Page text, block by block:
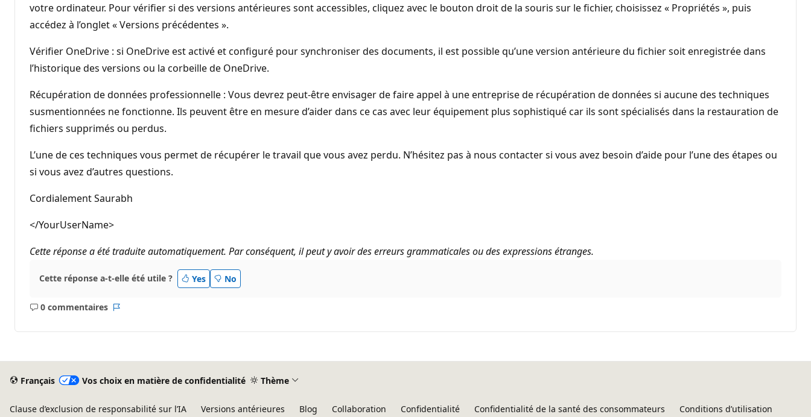
votre ordinateur. Pour vérifier si des versions antérieures sont accessibles, cliquez avec le bouton droit de la souris sur le fichier, choisissez « Propriétés », puis
accédez à l’onglet « Versions précédentes ».
Vérifier OneDrive : si OneDrive est activé et configuré pour synchroniser des documents, il est possible qu’une version antérieure du fichier soit enregistrée dans
l’historique des versions ou la corbeille de OneDrive.
Récupération de données professionnelle : Vous devrez peut-être envisager de faire appel à une entreprise de récupération de données si aucune des techniques
susmentionnées ne fonctionne. Ils peuvent être en mesure d’aider dans ce cas avec leur équipement plus sophistiqué car ils sont spécialisés dans la restauration de
fichiers supprimés ou perdus.
L’une de ces techniques vous permet de récupérer le travail que vous avez perdu. N’hésitez pas à nous contacter si vous avez besoin d’aide pour l’une des étapes ou
si vous avez d’autres questions.
Cordialement Saurabh
</YourUserName>
Cette réponse a été traduite automatiquement. Par conséquent, il peut y avoir des erreurs grammaticales ou des expressions étranges.
Cette réponse a-t-elle été utile ? Yes No
0 commentaires
Aucun
Français Vos choix en matière de confidentialité Thème
Clause d’exclusion de responsabilité sur l’IA Versions antérieures Blog Collaboration Confidentialité Confidentialité de la santé des consommateurs Conditions d’utilisation